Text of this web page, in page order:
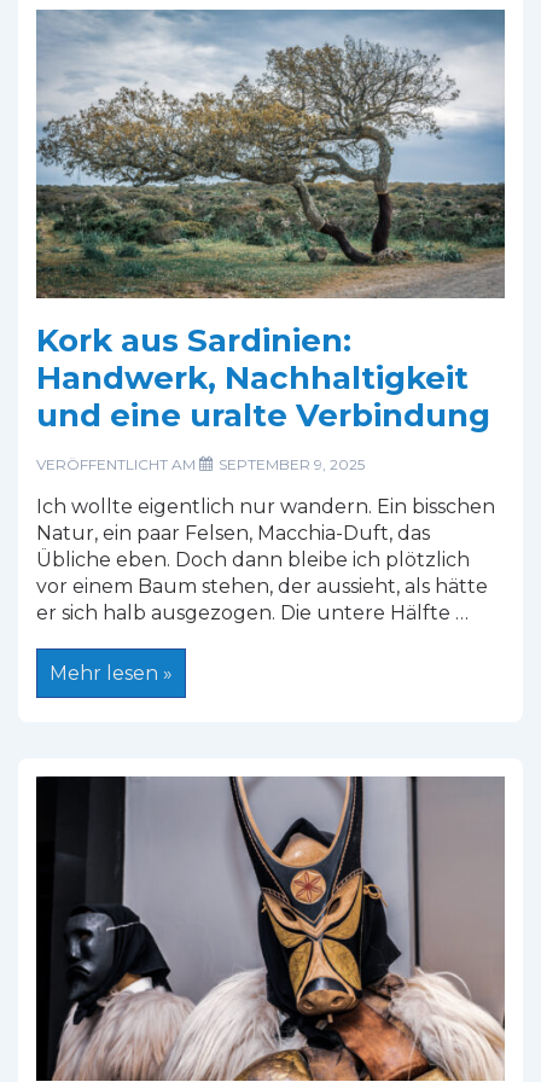
Zwischen
Reben,
Menschen
Mut
zur
Kante
Kork aus Sardinien:
Handwerk, Nachhaltigkeit
und eine uralte Verbindung
VERÖFFENTLICHT AM SEPTEMBER 9, 2025
Ich wollte eigentlich nur wandern. Ein bisschen
Natur, ein paar Felsen, Macchia-Duft, das
Übliche eben. Doch dann bleibe ich plötzlich
vor einem Baum stehen, der aussieht, als hätte
er sich halb ausgezogen. Die untere Hälfte …
Kork
aus
eine
Verbindung
Mehr lesen »